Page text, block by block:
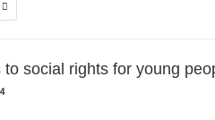
to social rights for young